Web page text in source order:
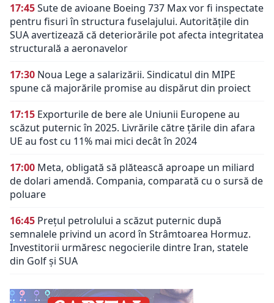
17:45Sute de avioane Boeing 737 Max vor fi inspectate
pentru fisuri în structura fuselajului. Autoritățile din
SUA avertizează că deteriorările pot afecta integritatea
structurală a aeronavelor
17:30 Noua Lege a salarizării. Sindicatul din MIPE
spune că majorările promise au dispărut din proiect
17:15 Exporturile de bere ale Uniunii Europene au
scăzut puternic în 2025. Livrările către țările din afara
UE au fost cu 11% mai mici decât în 2024
17:00 Meta, obligată să plătească aproape un miliard
de dolari amendă. Compania, comparată cu o sursă de
poluare
16:45 Prețul petrolului a scăzut puternic după
semnalele privind un acord în Strâmtoarea Hormuz.
Investitorii urmăresc negocierile dintre Iran, statele
din Golf și SUA